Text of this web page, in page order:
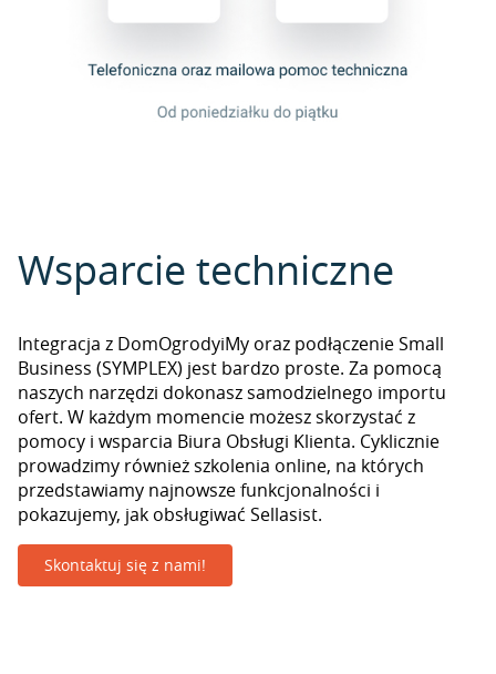
Wsparcie techniczne
Integracja z DomOgrodyiMy oraz podłączenie Small
Business (SYMPLEX) jest bardzo proste. Za pomocą
naszych narzędzi dokonasz samodzielnego importu
ofert. W każdym momencie możesz skorzystać z
pomocy i wsparcia Biura Obsługi Klienta. Cyklicznie
prowadzimy również szkolenia online, na których
przedstawiamy najnowsze funkcjonalności i
pokazujemy, jak obsługiwać Sellasist.
Skontaktuj się z nami!